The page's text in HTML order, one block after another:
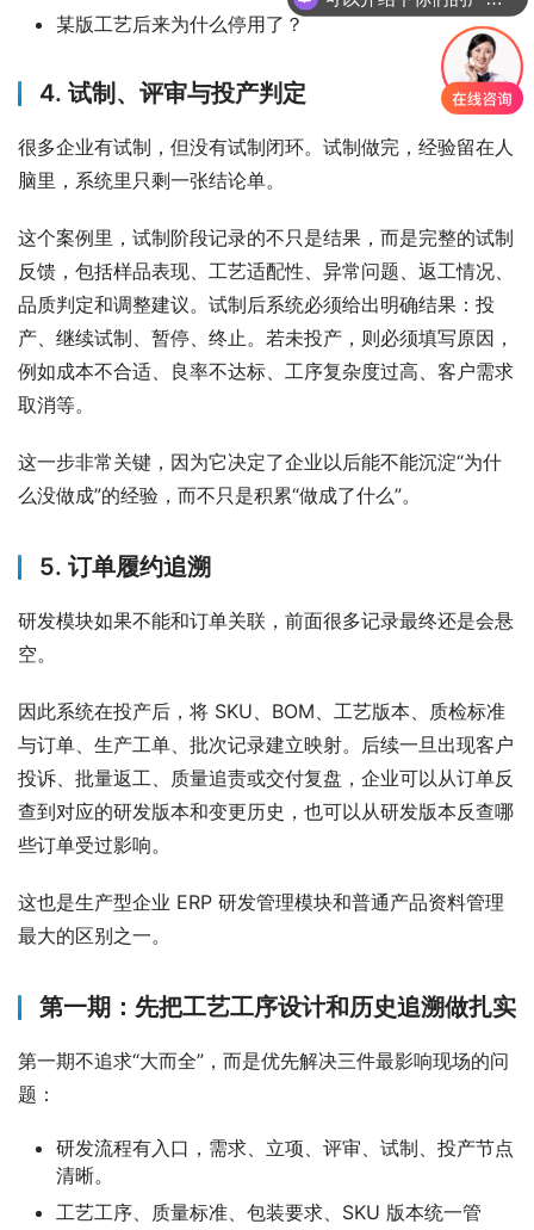
某版工艺后来为什么停用了？
4. 试制、评审与投产判定
很多企业有试制，但没有试制闭环。试制做完，经验留在人
脑里，系统里只剩一张结论单。
这个案例里，试制阶段记录的不只是结果，而是完整的试制
反馈，包括样品表现、工艺适配性、异常问题、返工情况、
品质判定和调整建议。试制后系统必须给出明确结果：投
产、继续试制、暂停、终止。若未投产，则必须填写原因，
例如成本不合适、良率不达标、工序复杂度过高、客户需求
取消等。
这一步非常关键，因为它决定了企业以后能不能沉淀“为什
么没做成”的经验，而不只是积累“做成了什么”。
5. 订单履约追溯
研发模块如果不能和订单关联，前面很多记录最终还是会悬
空。
因此系统在投产后，将 SKU、BOM、工艺版本、质检标准
与订单、生产工单、批次记录建立映射。后续一旦出现客户
投诉、批量返工、质量追责或交付复盘，企业可以从订单反
查到对应的研发版本和变更历史，也可以从研发版本反查哪
些订单受过影响。
这也是生产型企业 ERP 研发管理模块和普通产品资料管理
最大的区别之一。
第一期：先把工艺工序设计和历史追溯做扎实
第一期不追求“大而全”，而是优先解决三件最影响现场的问
题：
研发流程有入口，需求、立项、评审、试制、投产节点
清晰。
工艺工序、质量标准、包装要求、SKU 版本统一管
你们是怎么收费的呢